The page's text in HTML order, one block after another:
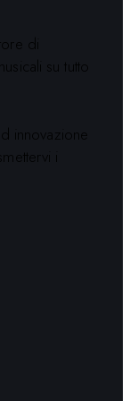
di
su tutto
innovazione
i